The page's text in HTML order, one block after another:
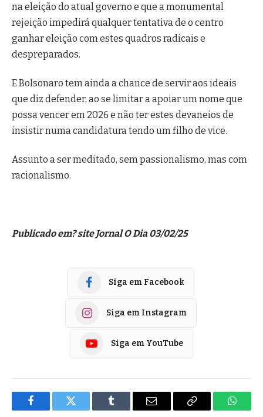
na eleição do atual governo e que a monumental
rejeição impedirá qualquer tentativa de o centro
ganhar eleição com estes quadros radicais e
despreparados.
E Bolsonaro tem ainda a chance de servir aos ideais
que diz defender, ao se limitar a apoiar um nome que
possa vencer em 2026 e não ter estes devaneios de
insistir numa candidatura tendo um filho de vice.
Assunto a ser meditado, sem passionalismo, mas com
racionalismo.
Publicado em? site Jornal O Dia 03/02/25
Siga em Facebook
Siga em Instagram
Siga em YouTube
FacebookTwitter Tumblr
E-
Copiar